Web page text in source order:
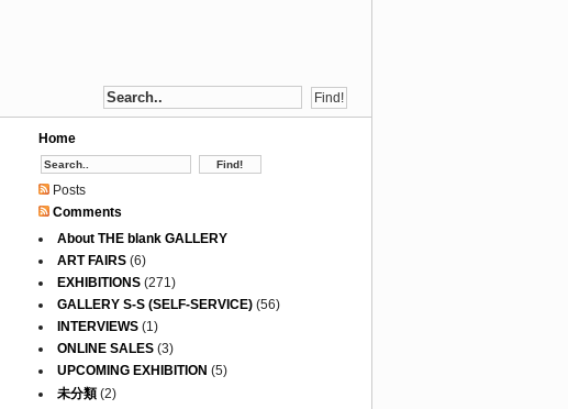
Home
Posts
Comments
About THE blank GALLERY
ART FAIRS(6)
EXHIBITIONS(271)
GALLERY S-S (SELF-SERVICE)(56)
INTERVIEWS(1)
ONLINE SALES(3)
UPCOMING EXHIBITION (5)
未分類(2)